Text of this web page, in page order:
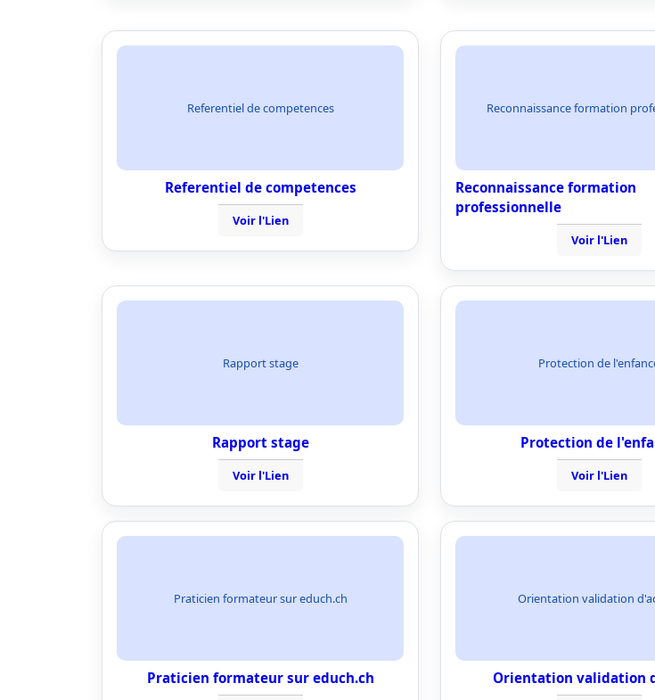
Referentiel de competences
Referentiel de competences
Voir l'Lien
Reconnaissance formation
Reconnaissance formation
professionnelle
Voir l'Lien
Rapport stage
Rapport stage
Voir l'Lien
Protection de
Protection de
Voir l'Lien
Praticien formateur sur educh.ch
Praticien formateur sur educh.ch
Orientation validation
Orientation validation